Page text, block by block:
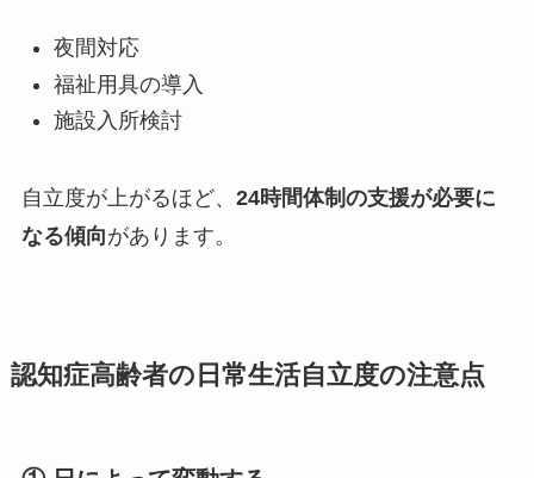
夜間対応
福祉用具の導入
施設入所検討
自立度が上がるほど、 24時間体制の支援が必要に
なる傾向があります。
認知症高齢者の日常生活自立度の注意点